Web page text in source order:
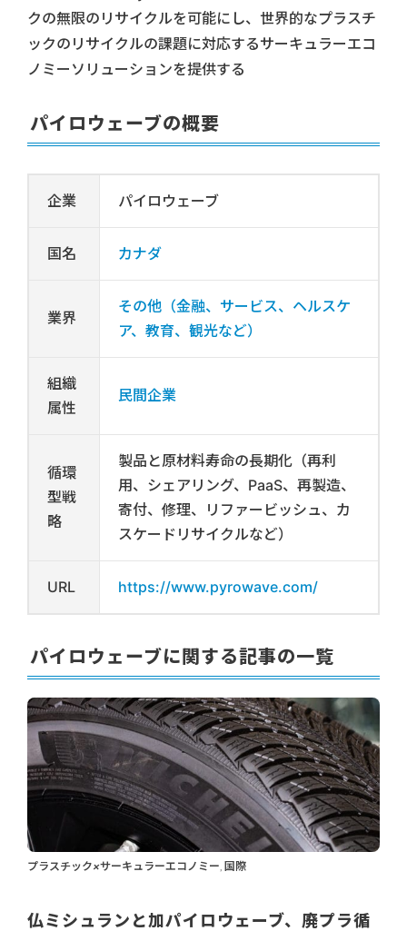
クの無限のリサイクルを可能にし、世界的なプラスチ
ックのリサイクルの課題に対応するサーキュラーエコ
ノミーソリューションを提供する
パイロウェーブの概要
企業 パイロウェーブ
国名 カナダ
業界
その他（金融、サービス、ヘルスケ
ア、教育、観光など）
組織
属性
民間企業
循環
型戦
略
製品と原材料寿命の長期化（再利
用、シェアリング、PaaS、再製造、
寄付、修理、リファービッシュ、カ
スケードリサイクルなど）
URL https://www.pyrowave.com/
パイロウェーブに関する記事の一覧
プラスチック×サーキュラーエコノミー, 国際
仏ミシュランと加パイロウェーブ、廃プラ循